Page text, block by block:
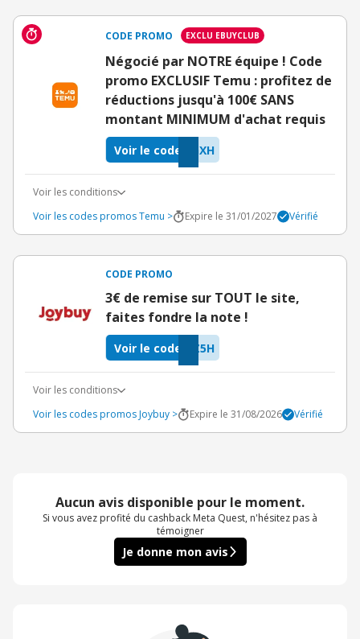
CODE PROMO EXCLU EBUYCLUB
Négocié par NOTRE équipe ! Code
promo EXCLUSIF Temu : profitez de
réductions jusqu'à 100€ SANS
montant MINIMUM d'achat requis
GXH
Voir le code
Voir les conditions
Voir les codes promos Temu >
Expire le 31/01/2027 Vérifié
CODE PROMO
3€ de remise sur TOUT le site,
faites fondre la note !
Z5H
Voir le code
Voir les conditions
Voir les codes promos Joybuy >
Expire le 31/08/2026 Vérifié
Aucun avis disponible pour le moment.
Si vous avez profité du cashback Meta Quest, n'hésitez pas à
témoigner
Je donne mon avis